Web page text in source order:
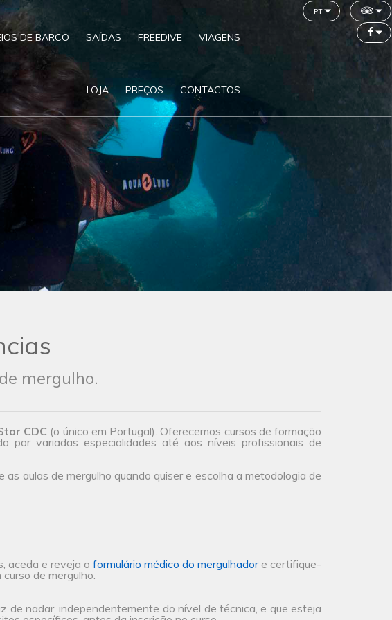
DE BARCO SAÍDAS FREEDIVE VIAGENS
LOJA PREÇOS CONTACTOS
pt
mergulho.
CDC (o único em Portugal). Oferecemos cursos de formação
por variadas especialidades até aos níveis profissionais de
as aulas de mergulho quando quiser e escolha a metodologia de
aceda e reveja o formulário médico do mergulhadore certifique-
de mergulho.
de nadar, independentemente do nível de técnica, e que esteja